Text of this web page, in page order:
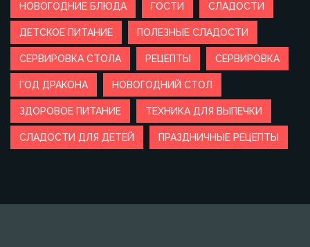
НОВОГОДНИЕ БЛЮДА ГОСТИ СЛАДОСТИ
ДЕТСКОЕ ПИТАНИЕ ПОЛЕЗНЫЕ СЛАДОСТИ
СЕРВИРОВКА СТОЛА РЕЦЕПТЫ СЕРВИРОВКА
ГОД ДРАКОНА НОВОГОДНИЙ СТОЛ
ЗДОРОВОЕ ПИТАНИЕ ТЕХНИКА ДЛЯ ВЫПЕЧКИ
СЛАДОСТИ ДЛЯ ДЕТЕЙ ПРАЗДНИЧНЫЕ РЕЦЕПТЫ